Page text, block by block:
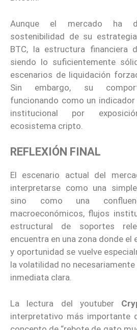
Aunque el mercado ha
sostenibilidad de su
BTC, la estructura financiera
siendo lo suficientemente
escenarios de liquidación
Sin embargo, su
funcionando como un
institucional por
ecosistema cripto.
REFLEXIÓN FINAL
El escenario actual del
interpretarse como una
sino como una
macroeconómicos, flujos
estructural de soportes
encuentra en una zona donde el
y oportunidad se vuelve
la volatilidad no
inmediata clara.
La lectura del youtuber
interpretativo más importante